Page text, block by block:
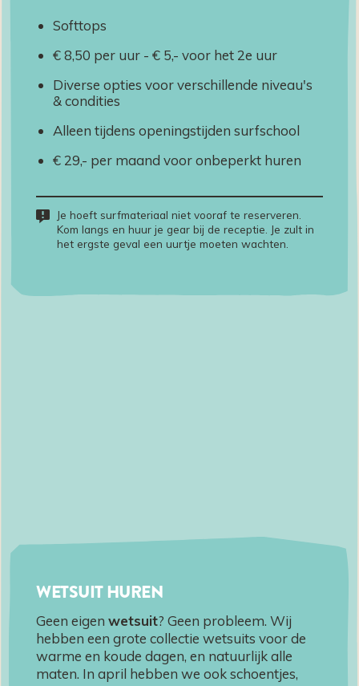
Softtops
€ 8,50 per uur - € 5,- voor het 2e uur
Diverse opties voor verschillende niveau's
& condities
Alleen tijdens openingstijden surfschool
€ 29,- per maand voor onbeperkt huren
Je hoeft surfmateriaal niet vooraf te reserveren.
Kom langs en huur je gear bij de receptie. Je zult in
het ergste geval een uurtje moeten wachten.
WETSUIT HUREN
Geen eigenwetsuit? Geen probleem. Wij
hebben een grote collectie wetsuits voor de
warme en koude dagen, en natuurlijk alle
maten. In april hebben we ook schoentjes,